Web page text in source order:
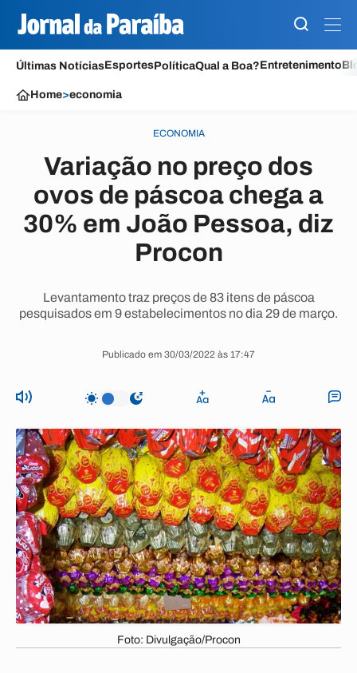
Últimas NotíciasEsportesPolíticaQual a Boa?Entretenimento
Home>economia
ECONOMIA
Variação no preço dos
ovos de páscoa chega a
30% em João Pessoa, diz
Procon
Levantamento traz preços de 83 itens de páscoa
pesquisados em 9 estabelecimentos no dia 29 de março.
Publicado em 30/03/2022 às 17:47
Foto: Divulgação/Procon